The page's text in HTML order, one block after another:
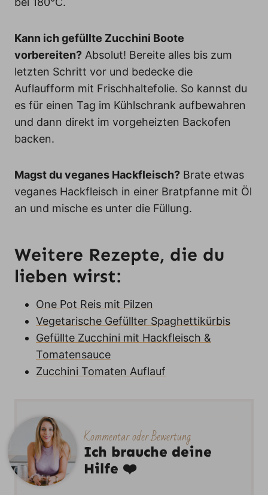
Kann ich gefüllte Zucchini Boote
vorbereiten? Absolut! Bereite alles bis zum
letzten Schritt vor und bedecke die
Auflaufform mit Frischhaltefolie. So kannst du
es für einen Tag im Kühlschrank aufbewahren
und dann direkt im vorgeheizten Backofen
backen.
Magst du veganes Hackfleisch? Brate etwas
veganes Hackfleisch in einer Bratpfanne mit Öl
an und mische es unter die Füllung.
Weitere Rezepte, die du
lieben wirst:
One Pot Reis mit Pilzen
Vegetarische Gefüllter Spaghettikürbis
Gefüllte Zucchini mit Hackfleisch &
Tomatensauce
Zucchini Tomaten Auflauf
Kommentar oder Bewertung
Ich brauche deine
Hilfe ❤️